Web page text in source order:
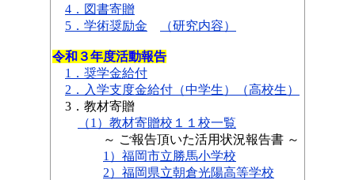
4．図書寄贈
5．学術奨励金
（研究内容）
令和３年度活動報告
1．奨学金給付
2．入学支度金給付（中学生）
（高校生）
3．教材寄贈
（1） 教材寄贈校 １１校一覧
～ ご報告頂いた活用状況報告書 ～
1）福岡市立勝馬小学校
2）福岡県立朝倉光陽高等学校